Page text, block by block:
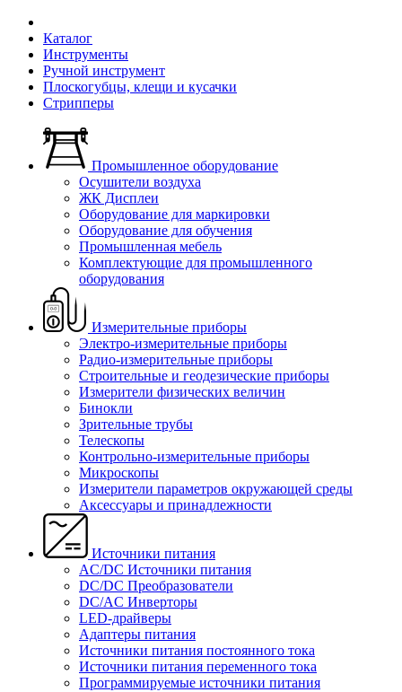
Каталог
Инструменты
Ручной инструмент
Плоскогубцы, клещи и кусачки
Стрипперы
Промышленное оборудование
Осушители воздуха
ЖК Дисплеи
Оборудование для маркировки
Оборудование для обучения
Промышленная мебель
Комплектующие для промышленного
оборудования
Измерительные приборы
Электро-измерительные приборы
Радио-измерительные приборы
Строительные и геодезические приборы
Измерители физических величин
Бинокли
Зрительные трубы
Телескопы
Контрольно-измерительные приборы
Микроскопы
Измерители параметров окружающей среды
Аксессуары и принадлежности
Источники питания
AC/DC Источники питания
DC/DC Преобразователи
DC/AC Инверторы
LED-драйверы
Адаптеры питания
Источники питания постоянного тока
Источники питания переменного тока
Программируемые источники питания